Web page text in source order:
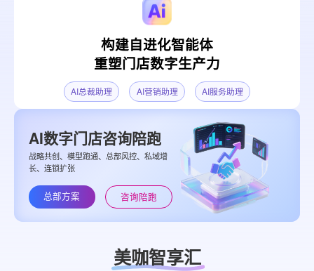
构建自进化智能体
重塑门店数字生产力
AI总裁助理 AI营销助理 AI服务助理
AI数字门店咨询陪跑
战略共创、模型跑通、总部风控、私域增
长、连锁扩张
总部方案 咨询陪跑
美咖智享汇